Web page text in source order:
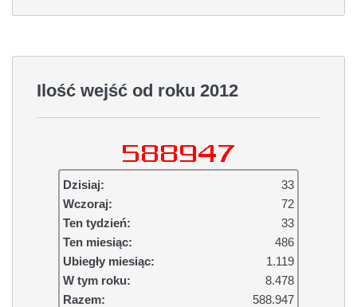
Ilość wejść od roku 2012
Dzisiaj:
33
Wczoraj:
72
Ten tydzień:
33
Ten miesiąc:
486
Ubiegły miesiąc:
1.119
W tym roku:
8.478
Razem:
588.947